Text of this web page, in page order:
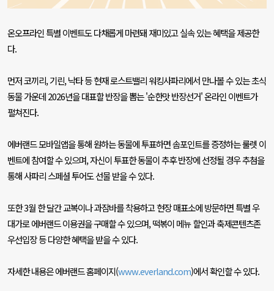
온오프라인 특별 이벤트도 다채롭게 마련돼 재미있고 실속 있는 혜택을 제공한
다.
먼저 코끼리,기린,낙타 등 현재 로스트밸리 워킹사파리에서 만나볼 수 있는 초식
동물 가운데2026년을 대표할 반장을 뽑는'순한맛 반장선거'온라인 이벤트가
펼쳐진다.
에버랜드 모바일앱을 통해 원하는 동물에 투표하면 솜포인트를 증정하는 룰렛 이
벤트에 참여할 수 있으며,자신이 투표한 동물이 추후 반장에 선정될 경우 추첨을
통해 사파리 스페셜 투어도 선물 받을 수 있다.
또한3월 한 달간 교복이나 과잠바를 착용하고 현장 매표소에 방문하면 특별 우
대가로 에버랜드 이용권을 구매할 수 있으며,떡볶이 메뉴 할인과 축제콘텐츠존
우선입장 등 다양한 혜택을 받을 수 있다.
자세한 내용은 에버랜드 홈페이지(www.everland.com)에서 확인할 수 있다.